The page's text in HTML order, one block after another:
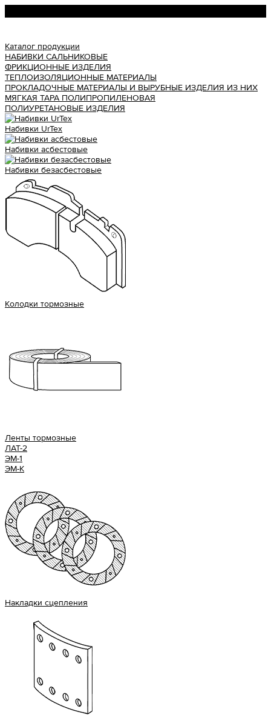
Каталог продукции
НАБИВКИ САЛЬНИКОВЫЕ
ФРИКЦИОННЫЕ ИЗДЕЛИЯ
ТЕПЛОИЗОЛЯЦИОННЫЕ МАТЕРИАЛЫ
ПРОКЛАДОЧНЫЕ МАТЕРИАЛЫ И ВЫРУБНЫЕ ИЗДЕЛИЯ ИЗ НИХ
МЯГКАЯ ТАРА ПОЛИПРОПИЛЕНОВАЯ
ПОЛИУРЕТАНОВЫЕ ИЗДЕЛИЯ
Набивки UrTex
Набивки асбестовые
Набивки безасбестовые
Колодки тормозные
Ленты тормозные
ЛАТ-2
ЭМ-1
ЭМ-К
Накладки сцепления